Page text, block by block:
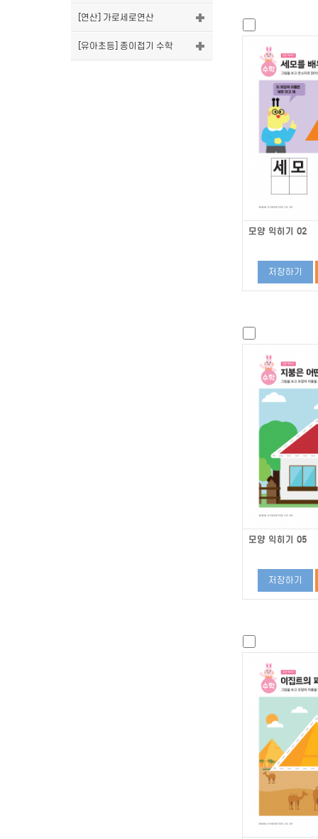
[연산] 가로세로연산
[유아초등] 종이접기 수학
모양 익히기 02
저장하기
모양 익히기 05
저장하기